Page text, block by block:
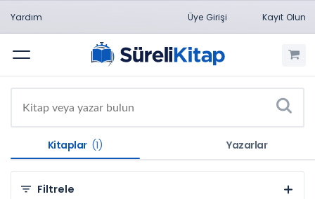
Yardım Üye Girişi Kayıt Olun
Menü
Kitaplar (1) Yazarlar
Filtrele